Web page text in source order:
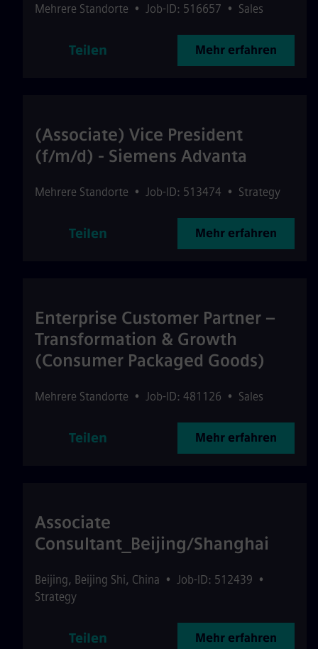
Mehrere Standorte • Job-ID: 516657 • Sales
Teilen Mehr erfahren
(Associate) Vice President
(f/m/d) - Siemens Advanta
Mehrere Standorte • Job-ID: 513474 • Strategy
Teilen Mehr erfahren
Enterprise Customer Partner –
Transformation & Growth
(Consumer Packaged Goods)
Mehrere Standorte • Job-ID: 481126 • Sales
Teilen Mehr erfahren
Associate
Consultant_Beijing/Shanghai
Beijing, Beijing Shi, China • Job-ID: 512439 •
Strategy
Teilen Mehr erfahren